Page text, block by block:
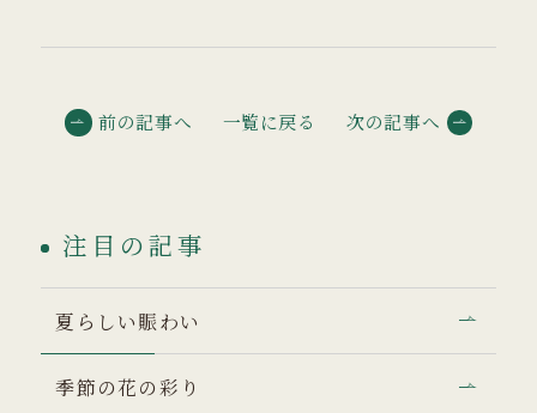
前の記事へ 一覧に戻る 次の記事へ
注目の記事
夏らしい賑わい
季節の花の彩り